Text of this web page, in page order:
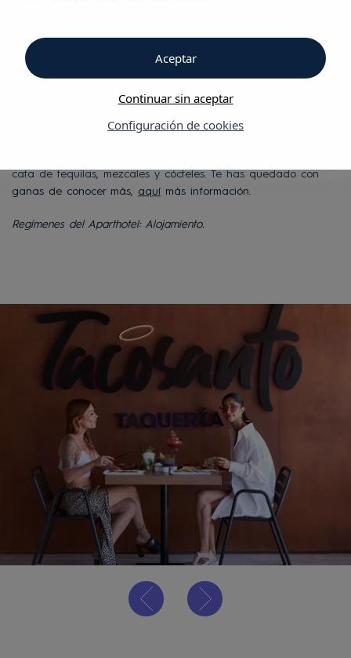
la mejor oferta gastronómica, nuestra auténtica taquería
mexicana, TACOSANTO. Descubre los ricos sabores desde
México, un espacio divertido y con un punto canalla, dirigido a
en diferentes ambientes y con lounge junto a la piscina.
TACOSANTO es el lugar perfecto dónde saborear gran
cata de tequilas, mezcales y cócteles. Te has quedado con
ganas de conocer más, aquí más información.
Regímenes del Aparthotel: Alojamiento.
Configuración de cookies
Continuar sin aceptar
Aceptar